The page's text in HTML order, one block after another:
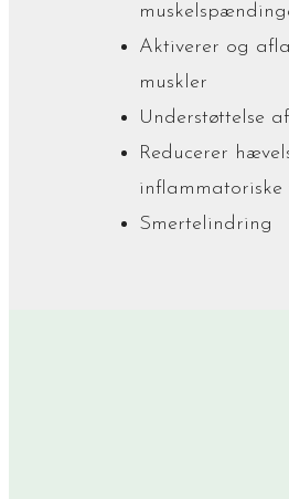
Aktiverer og
muskler
Understøttelse
Reducerer
inflammatoriske
Smertelindring